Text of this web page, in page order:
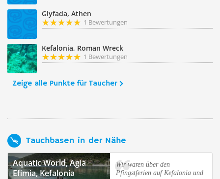
Glyfada, Athen
1 Bewertungen
Kefalonia, Roman Wreck
1 Bewertungen
Zeige alle Punkte für Taucher
Tauchbasen in der Nähe
Aquatic World, Agia
Efimia, Kefalonia
Wir waren über den
Pfingstferien auf Kefalonia und